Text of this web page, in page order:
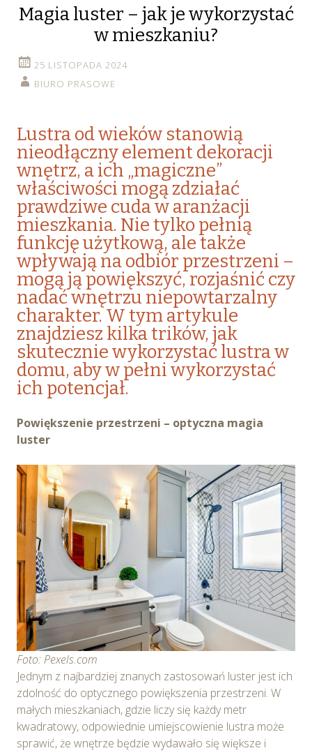
Magia luster – jak je wykorzystać
w mieszkaniu?
25 LISTOPADA 2024
BIURO PRASOWE
Lustra od wieków stanowią
nieodłączny element dekoracji
wnętrz, a ich „magiczne”
właściwości mogą zdziałać
prawdziwe cuda w aranżacji
mieszkania. Nie tylko pełnią
funkcję użytkową, ale także
wpływają na odbiór przestrzeni –
mogą ją powiększyć, rozjaśnić czy
nadać wnętrzu niepowtarzalny
charakter. W tym artykule
znajdziesz kilka trików, jak
skutecznie wykorzystać lustra w
domu, aby w pełni wykorzystać
ich potencjał.
Powiększenie przestrzeni – optyczna magia
luster
Foto: Pexels.com
Jednym z najbardziej znanych zastosowań luster jest ich
zdolność do optycznego powiększenia przestrzeni. W
małych mieszkaniach, gdzie liczy się każdy metr
kwadratowy, odpowiednie umiejscowienie lustra może
sprawić, że wnętrze będzie wydawało się większe i